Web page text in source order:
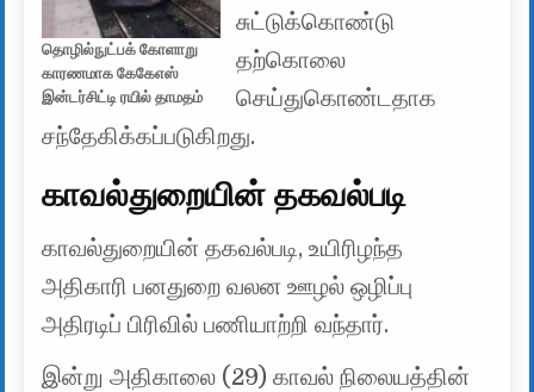
தொழில்நுட்பக் கோளாறு
காரணமாக கேகேஎஸ்
இன்டர்சிட்டி ரயில் தாமதம்
சுட்டுக்கொண்டு
தற்கொலை
செய்துகொண்டதாக
சந்தேகிக்கப்படுகிறது.
காவல்துறையின் தகவல்படி
காவல்துறையின் தகவல்படி, உயிரிழந்த
அதிகாரி பனதுறை வலன ஊழல் ஒழிப்பு
அதிரடிப் பிரிவில் பணியாற்றி வந்தார்.
இன்று அதிகாலை (29) காவல் நிலையத்தின்